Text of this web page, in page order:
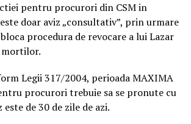
pentru procurori din CSM in
doar aviz „consultativ”, prin urmare
procedura de revocare a lui Lazar
mortilor.
Legii 317/2004, perioada MAXIMA
procurori trebuie sa se pronute cu
de 30 de zile de azi.